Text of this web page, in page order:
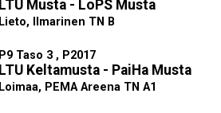
LTU Musta - LoPS Musta
Lieto, Ilmarinen TN B
P9 Taso 3 , P2017
LTU Keltamusta - PaiHa Musta
Loimaa, PEMA Areena TN A1